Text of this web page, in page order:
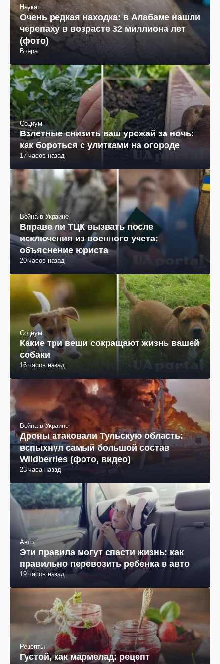
Наука
Очень редкая находка: в Алабаме нашли
черепаху в возрасте 32 миллиона лет
(фото)
Вчера
Социум
Взлетные снизить ваш урожай за ночь:
как бороться с улитками на огороде
17 часов назад
Война в Украине
Вправе ли ТЦК вызвать после
исключения из военного учета:
объяснение юриста
20 часов назад
Социум
Какие три вещи сокращают жизнь вашей
собаки
16 часов назад
Война в Украине
Дроны атаковали Тульскую область:
вспыхнул самый большой состав
Wildberries (фото, видео)
23 часа назад
Авто
Эти правила могут спасти жизнь: как
правильно перевозить ребенка в авто
19 часов назад
Рецепты
Густой, как мармелад: рецепт